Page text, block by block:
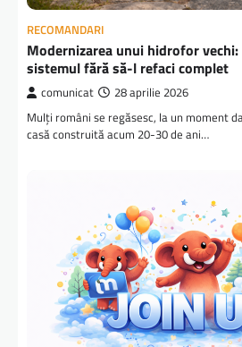
RECOMANDARI
Modernizarea unui hidrofor vechi:
sistemul fără să-l refaci complet
comunicat 28 aprilie 2026
Mulți români se regăsesc, la un moment
casă construită acum 20-30 de ani…